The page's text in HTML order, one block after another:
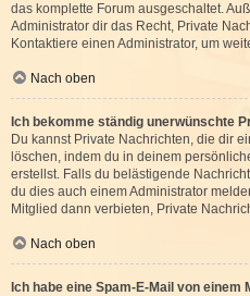
das komplette Forum ausgeschaltet.
Administrator dir das Recht, Private
Kontaktiere einen Administrator, um
Nach oben
Ich bekomme ständig unerwünschte
Du kannst Private Nachrichten, die dir
löschen, indem du in deinem
erstellst. Falls du belästigende
du dies auch einem Administrator
Mitglied dann verbieten, Private
Nach oben
Ich habe eine Spam-E-Mail von